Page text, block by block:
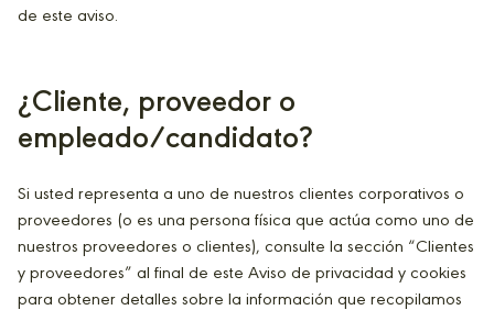
de este aviso.
¿Cliente, proveedor o
empleado/candidato?
Si usted representa a uno de nuestros clientes corporativos o
proveedores (o es una persona física que actúa como uno de
nuestros proveedores o clientes), consulte la sección “Clientes
y proveedores” al final de este Aviso de privacidad y cookies
para obtener detalles sobre la información que recopilamos